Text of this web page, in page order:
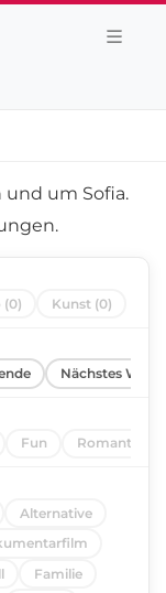
und um Sofia.
(0) Kunst (0)
Nächstes
Fun Romantic
Alternative
Familie